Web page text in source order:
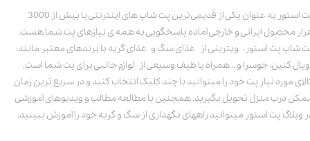
پت استور به عنوان یکی از قدیمی‌ترین پت شاپ های اینترنتی با بیش از 3000
محصول ایرانی و خارجی آماده پاسخگویی به همه ی نیازهای پت شما هست.
شاپ پت استور، ویترینی از غذای سگ و غذای گربه با برندهای معتبر مانند:
کنین، جوسرا و .. همراه با طیف وسیعی از لوازم جانبی برای پت شما است.
مورد نیاز پت خود را میتوانید با چند کلیک انتخاب کنید و در سریع ترین زمان
درب منزل تحویل بگیرید. همچنین با مطالعه مطالب و ویدیوهای آموزشی
وبلاگ پت استور میتوانید راههای نگهداری از سگ و گربه خود را آموزش ببینید.